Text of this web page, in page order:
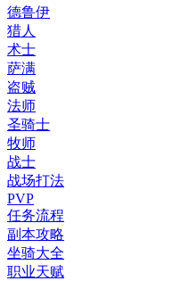
德鲁伊
猎人
术士
萨满
盗贼
法师
圣骑士
牧师
战士
战场打法
PVP
任务流程
副本攻略
坐骑大全
职业天赋